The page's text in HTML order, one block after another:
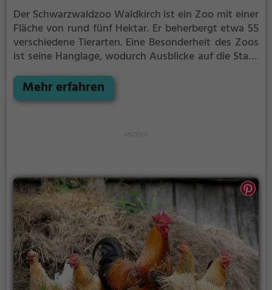
Der Schwarzwaldzoo Waldkirch ist ein Zoo mit einer
Fläche von rund fünf Hektar. Er beherbergt etwa 55
verschiedene Tierarten. Eine Besonderheit des Zoos
ist seine Hanglage, wodurch Ausblicke auf die Stadt
ermöglicht werden.
Mehr erfahren